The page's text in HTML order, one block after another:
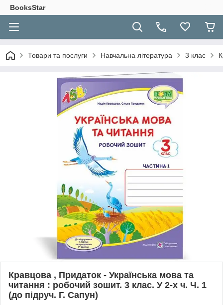
BooksStar
Товари та послуги Навчальна література 3 клас
Кравцова , Придаток - Українська мова та
читання : робочий зошит. 3 клас. У 2-х ч. Ч. 1
(до підруч. Г. Сапун)